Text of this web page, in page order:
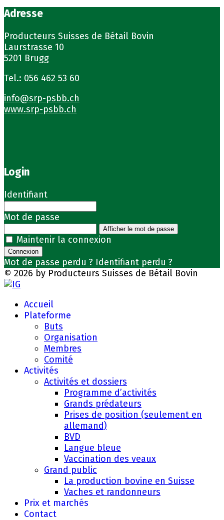
Adresse
Producteurs Suisses de Bétail Bovin
Laurstrasse 10
5201 Brugg
Tel.: 056 462 53 60
info@srp-psbb.ch
www.srp-psbb.ch
Login
Identifiant
Mot de passe
Afficher le mot de passe
Maintenir la connexion
Connexion
Mot de passe perdu ? Identifiant perdu ?
© 2026 by Producteurs Suisses de Bétail Bovin
Accueil
Plateforme
Buts
Organisation
Membres
Comité
Activités
Activités et dossiers
Programme d’activités
Grands prédateurs
Prises de position (seulement en
allemand)
BVD
Langue bleue
Vaccination des veaux
Grand public
La production bovine en Suisse
Vaches et randonneurs
Prix et marchés
Contact